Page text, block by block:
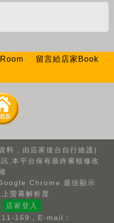
留言給店家Book
料，由店家後台自行維護)
,本平台保有最終審核修改
Chrome.最佳顯示
螢幕解析度
店家登入
169，E-mail：